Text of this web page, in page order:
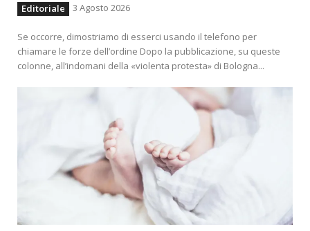
Editoriale 3 Agosto 2026
Se occorre, dimostriamo di esserci usando il telefono per
chiamare le forze dell’ordine Dopo la pubblicazione, su queste
colonne, all’indomani della «violenta protesta» di Bologna...